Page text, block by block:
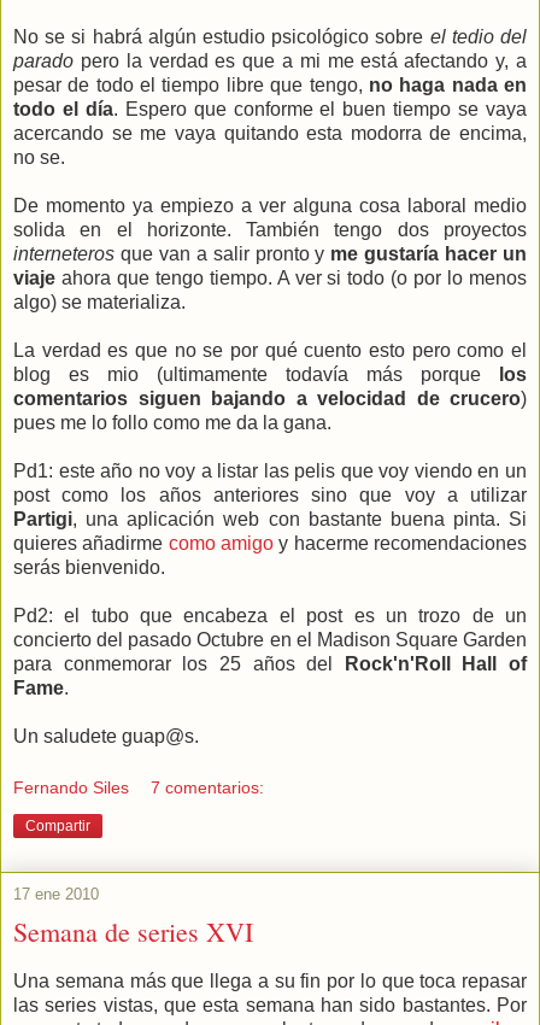
No se si habrá algún estudio psicológico sobre el tedio del
parado pero la verdad es que a mi me está afectando y, a
pesar de todo el tiempo libre que tengo, no haga nada en
todo el día. Espero que conforme el buen tiempo se vaya
acercando se me vaya quitando esta modorra de encima,
no se.
De momento ya empiezo a ver alguna cosa laboral medio
solida en el horizonte. También tengo dos proyectos
interneteros que van a salir pronto y me gustaría hacer un
viaje ahora que tengo tiempo. A ver si todo (o por lo menos
algo) se materializa.
La verdad es que no se por qué cuento esto pero como el
blog es mio (ultimamente todavía más porque
los
comentarios siguen bajando a velocidad de crucero)
pues me lo follo como me da la gana.
Pd1: este año no voy a listar las pelis que voy viendo en un
post como los años anteriores sino que voy a utilizar
Partigi, una aplicación web con bastante buena pinta. Si
quieres añadirme como amigo y hacerme recomendaciones
serás bienvenido.
Pd2: el tubo que encabeza el post es un trozo de un
concierto del pasado Octubre en el Madison Square Garden
para conmemorar los 25 años del
Rock'n'Roll Hall of
Fame.
Un saludete guap@s.
Fernando Siles 7 comentarios:
Compartir
17 ene 2010
Semana de series XVI
Una semana más que llega a su fin por lo que toca repasar
las series vistas, que esta semana han sido bastantes. Por